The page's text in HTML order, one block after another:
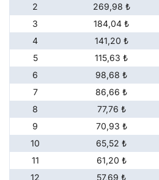
2 269,98 ₺
3
184,04 ₺
4
141,20 ₺
5
115,63 ₺
6
98,68 ₺
7
86,66 ₺
8
77,76 ₺
9
70,93 ₺
10
65,52 ₺
11
61,20 ₺
12
57,69 ₺